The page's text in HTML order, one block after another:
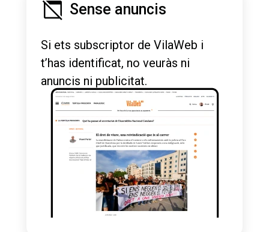
Sense anuncis
Si ets subscriptor de VilaWeb i
t’has identificat, no veuràs ni
anuncis ni publicitat.